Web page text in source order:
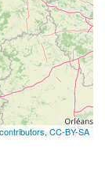
CC-BY-SA